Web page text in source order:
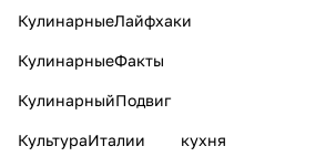
КулинарныеЛайфхаки
КулинарныеФакты
КулинарныйПодвиг
КультураИталии кухня